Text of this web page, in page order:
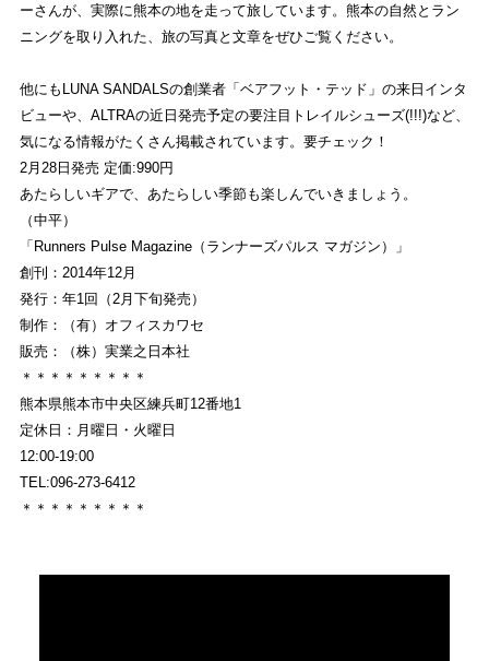
EVENT
REVIEW
ストライトラボ熊本店独自の商品レビュー
STAFFBLOG
ストライトラボ熊本店の スタッフブログ
SHOP INFORMATION
ストライトラボ熊本店店舗情報
ーさんが、実際に熊本の地を走って旅しています。熊本の自然とラン
ニングを取り入れた、旅の写真と文章をぜひご覧ください。
他にもLUNA SANDALSの創業者「ベアフット・テッド」の来日インタ
ビューや、ALTRAの近日発売予定の要注目トレイルシューズ(!!!)など、
気になる情報がたくさん掲載されています。要チェック！
2月28日発売 定価:990円
あたらしいギアで、あたらしい季節も楽しんでいきましょう。
（中平）
「Runners Pulse Magazine（ランナーズパルス マガジン）」
創刊：2014年12月
発行：年1回（2月下旬発売）
制作：（有）オフィスカワセ
販売：
（株）実業之日本社
＊＊＊＊＊＊＊＊＊
熊本県熊本市中央区練兵町12番地1
定休日：月曜日・火曜日
12:00-19:00
TEL:096-273-6412
＊＊＊＊＊＊＊＊＊